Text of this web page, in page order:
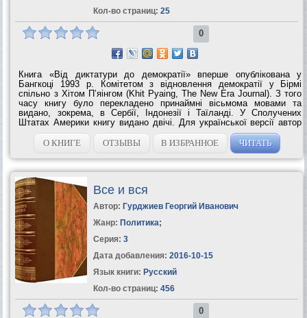
Кол-во страниц: 25
0
Книга «Від диктатури до демократії» вперше опублікована у
Бангкоці 1993 р. Комітетом з відновлення демократії у Бірмі
спільно з Хітом П’яінгом (Khit Pyaing, The New Era Journal). З того
часу книгу було перекладено принаймні вісьмома мовами та
видано, зокрема, в Сербії, Індонезії і Таїланді. У Сполучених
Штатах Америки книгу видано двічі. Для української версії автор
надіслав більш актуальну статистичну інформацію. Український
переклад книги...
О КНИГЕ ОТЗЫВЫ В ИЗБРАННОЕ ЧИТАТЬ
Все и вся
Автор: Гурджиев Георгий Иванович
Жанр: Политика;
Серия: 3
Дата добавления: 2016-10-15
Язык книги: Русский
Кол-во страниц: 456
0